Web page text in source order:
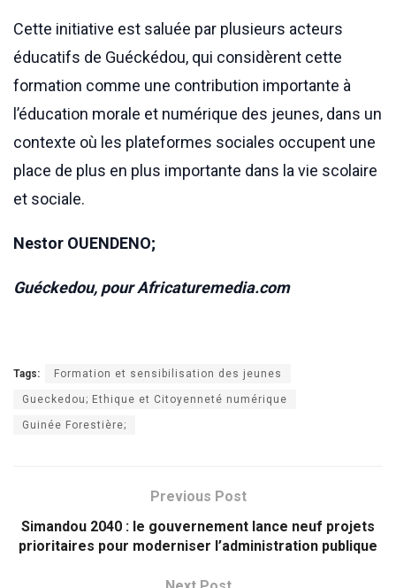
Cette initiative est saluée par plusieurs acteurs
éducatifs de Guéckédou, qui considèrent cette
formation comme une contribution importante à
l’éducation morale et numérique des jeunes, dans un
contexte où les plateformes sociales occupent une
place de plus en plus importante dans la vie scolaire
et sociale.
Nestor OUENDENO;
Guéckedou, pour Africaturemedia.com
Tags: Formation et sensibilisation des jeunes
Gueckedou; Ethique et Citoyenneté numérique
Guinée Forestière;
Previous Post
Simandou 2040 : le gouvernement lance neuf projets
prioritaires pour moderniser l’administration publique